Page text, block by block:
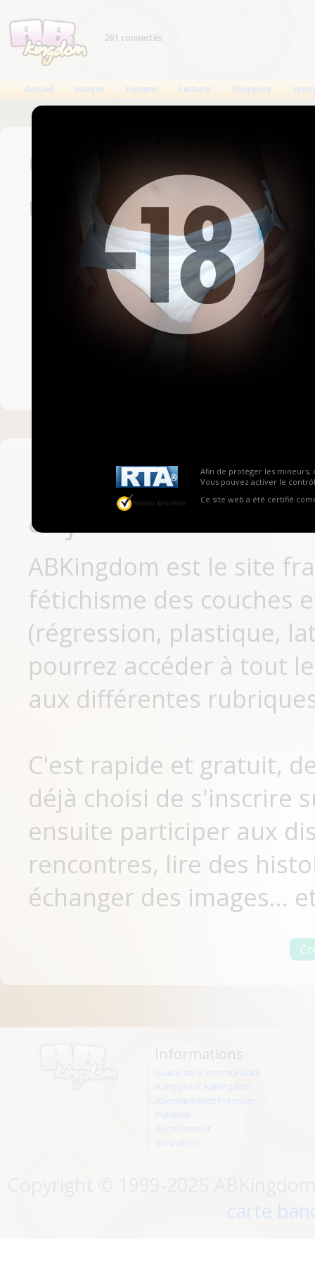
Afin de protéger les mineurs,
Vous pouvez activer le
Ce site web a été certifié
261 connectés
Accueil Images Forums Lecture Shopping
Connexion
Un compte est
Nom d'utilisateur
Mot de passe
Pas encore
aujourd'hui
ABKingdom est le site
fétichisme des couches
(régression, plastique,
pourrez accéder à tout
aux différentes
C'est rapide et gratuit,
déjà choisi de s'inscrire
ensuite participer aux
rencontres, lire des
échanger des images...
Informations
Guide de la communauté
A propos d'ABKingdom
Abonnements Premium
Publicité
Recrutement
Bannières
carte